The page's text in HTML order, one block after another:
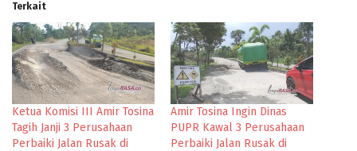
Terkait
Ketua Komisi III Amir Tosina
Tagih Janji 3 Perusahaan
Perbaiki Jalan Rusak di
Amir Tosina Ingin Dinas
PUPR Kawal 3 Perusahaan
Perbaiki Jalan Rusak di